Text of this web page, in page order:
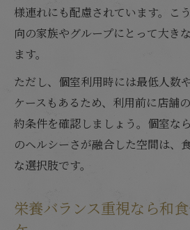
様連れにも配慮されています。こ
向の家族やグループにとって大き
ます。
ただし、個室利用時には最低人数
ケースもあるため、利用前に店舗
約条件を確認しましょう。個室な
のヘルシーさが融合した空間は、
な選択肢です。
栄養バランス重視なら和